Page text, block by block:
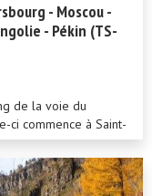
- Moscou -
- Pékin (TS-
de la voie du
ci commence à Saint-
escales...